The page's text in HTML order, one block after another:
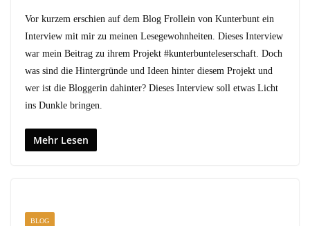
Vor kurzem erschien auf dem Blog Frollein von Kunterbunt ein
Interview mit mir zu meinen Lesegewohnheiten. Dieses Interview
war mein Beitrag zu ihrem Projekt #kunterbunteleserschaft. Doch
was sind die Hintergründe und Ideen hinter diesem Projekt und
wer ist die Bloggerin dahinter? Dieses Interview soll etwas Licht
ins Dunkle bringen.
Mehr Lesen
BLOG